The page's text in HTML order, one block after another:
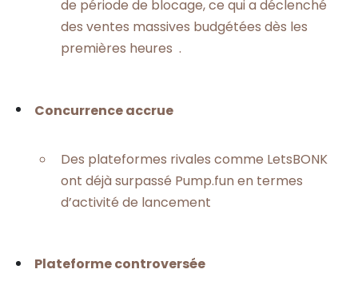
de période de blocage, ce qui a déclenché
des ventes massives budgétées dès les
premières heures .
Concurrence accrue
Des plateformes rivales comme LetsBONK
ont déjà surpassé Pump.fun en termes
d’activité de lancement
Plateforme controversée